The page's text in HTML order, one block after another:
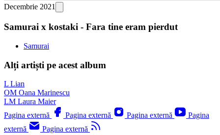
Decembrie 2021
Samurai x kostaki - Fara tine eram pierdut
Samurai
Alți artiști pe acest album
L Lian
OM Oana Marinescu
LM Laura Maier
Pagina externă
Pagina externă Pagina externă
Pagina
externă
Pagina externă